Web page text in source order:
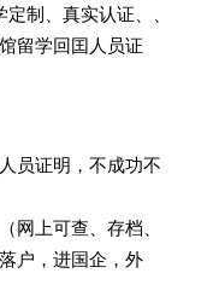
制、真实认证、、
留学回囯人员证
员证明，不成功不
网上可查、存档、
户，进国企，外